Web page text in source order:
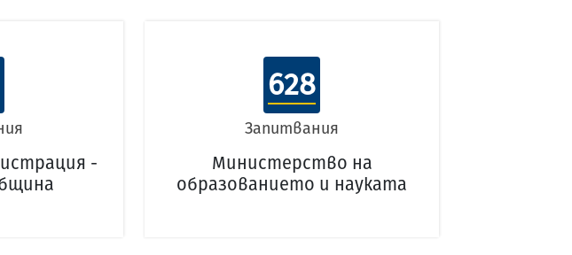
-
628
Запитвания
Министерство на
образованието и науката